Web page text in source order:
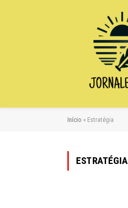
Início » Estratégia
ESTRATÉGIA